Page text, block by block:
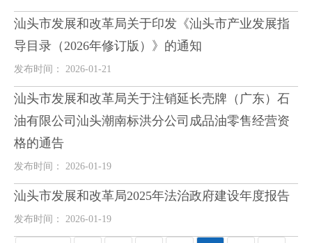
汕头市发展和改革局关于印发《汕头市产业发展指
导目录（2026年修订版）》的通知
发布时间： 2026-01-21
汕头市发展和改革局关于注销延长壳牌（广东）石
油有限公司汕头潮南标洪分公司成品油零售经营资
格的通告
发布时间： 2026-01-19
汕头市发展和改革局2025年法治政府建设年度报告
发布时间： 2026-01-19